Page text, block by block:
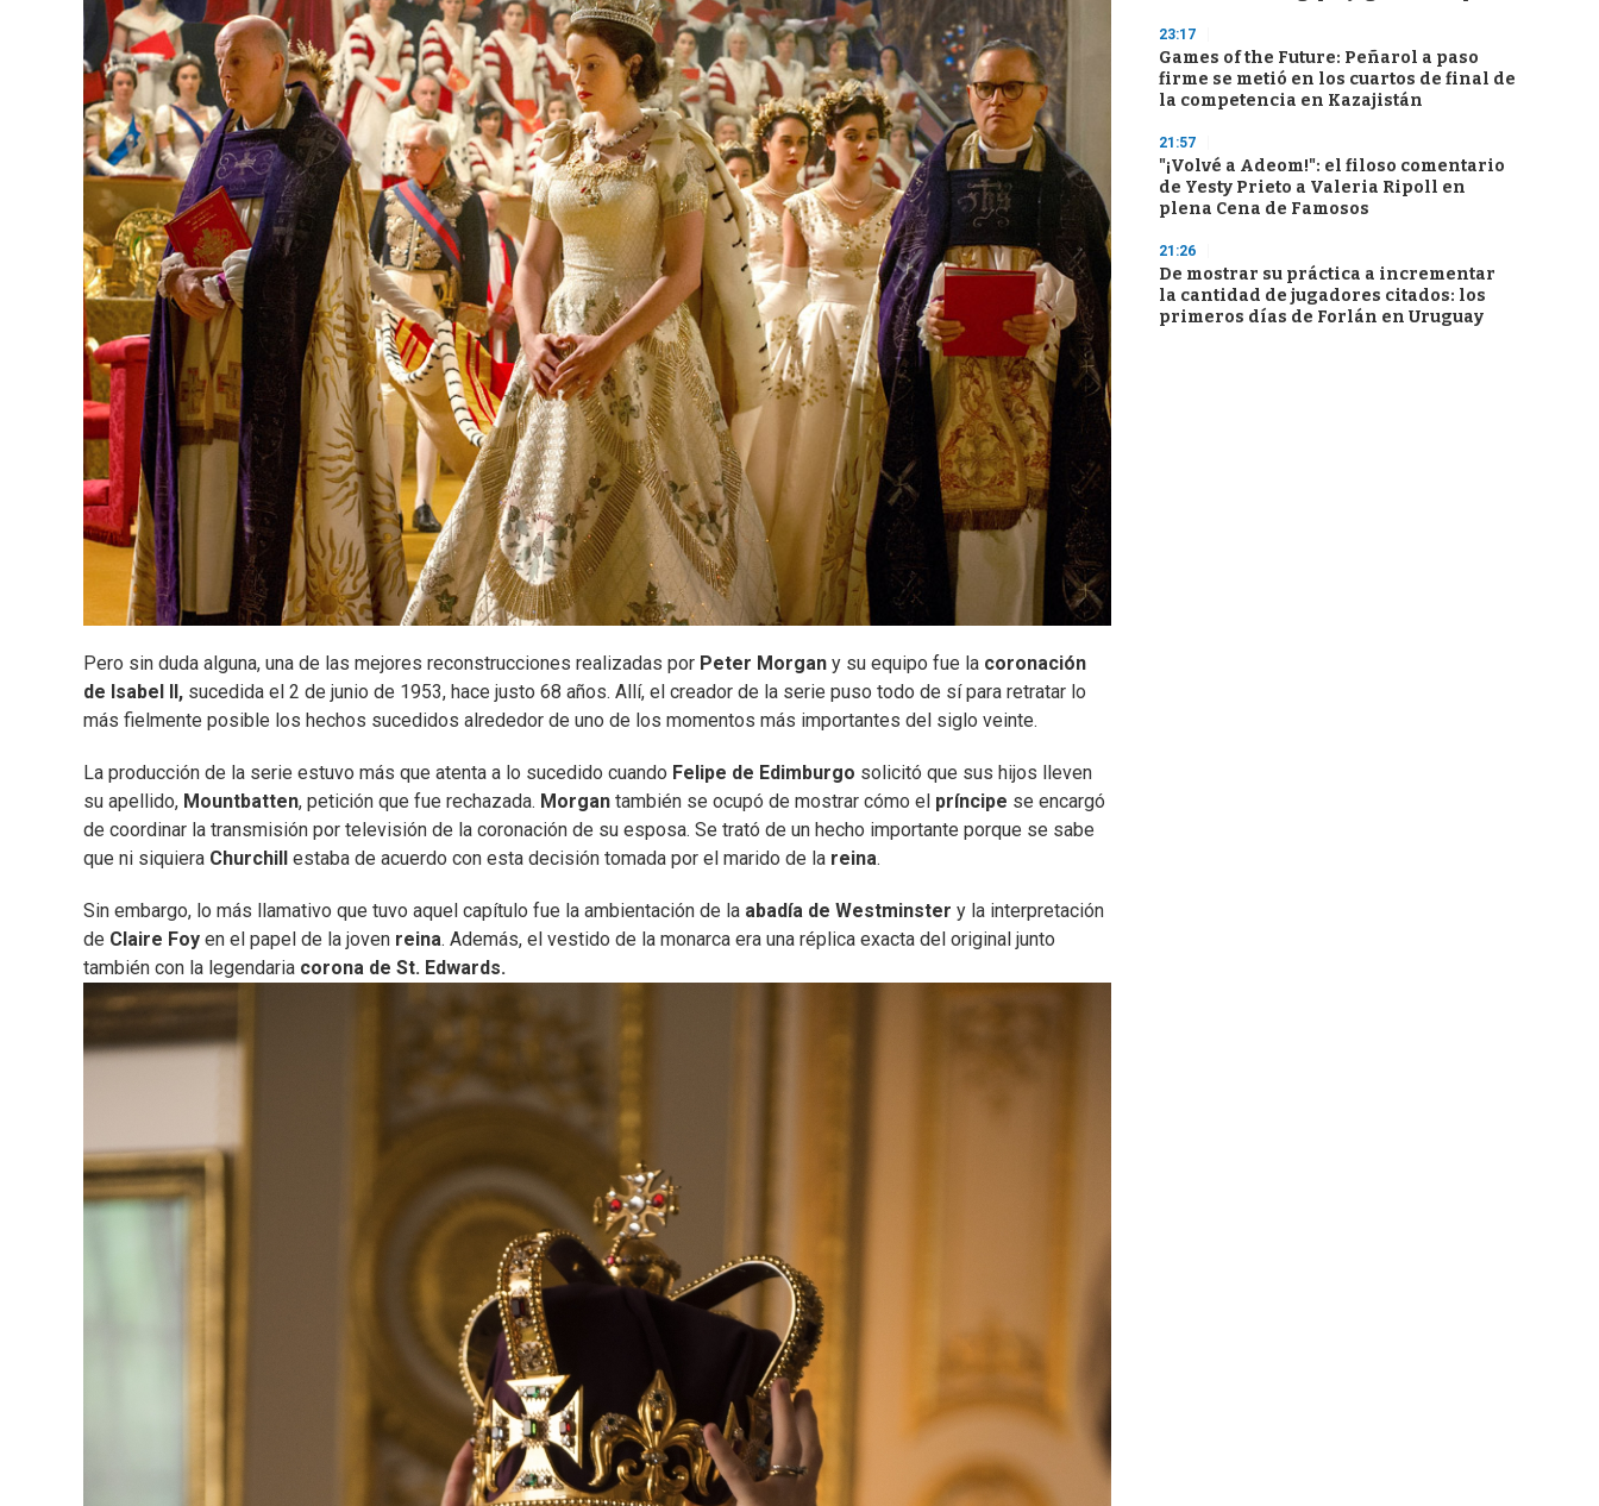
Pero sin duda alguna, una de las mejores reconstrucciones realizadas por Peter Morgan y su equipo fue la coronación
de Isabel II, sucedida el 2 de junio de 1953, hace justo 68 años. Allí, el creador de la serie puso todo de sí para retratar lo
más fielmente posible los hechos sucedidos alrededor de uno de los momentos más importantes del siglo veinte.
La producción de la serie estuvo más que atenta a lo sucedido cuando Felipe de Edimburgo solicitó que sus hijos lleven
su apellido, Mountbatten, petición que fue rechazada. Morgan también se ocupó de mostrar cómo el príncipe se encargó
de coordinar la transmisión por televisión de la coronación de su esposa. Se trató de un hecho importante porque se sabe
que ni siquiera Churchill estaba de acuerdo con esta decisión tomada por el marido de la reina.
Sin embargo, lo más llamativo que tuvo aquel capítulo fue la ambientación de la abadía de Westminster y la interpretación
de Claire Foy en el papel de la joven reina. Además, el vestido de la monarca era una réplica exacta del original junto
también con la legendaria corona de St. Edwards.
23:17
Games of the Future: Peñarol a paso
firme se metió en los cuartos de final de
la competencia en Kazajistán
21:57
"¡Volvé a Adeom!": el filoso comentario
de Yesty Prieto a Valeria Ripoll en
plena Cena de Famosos
21:26
De mostrar su práctica a incrementar
la cantidad de jugadores citados: los
primeros días de Forlán en Uruguay